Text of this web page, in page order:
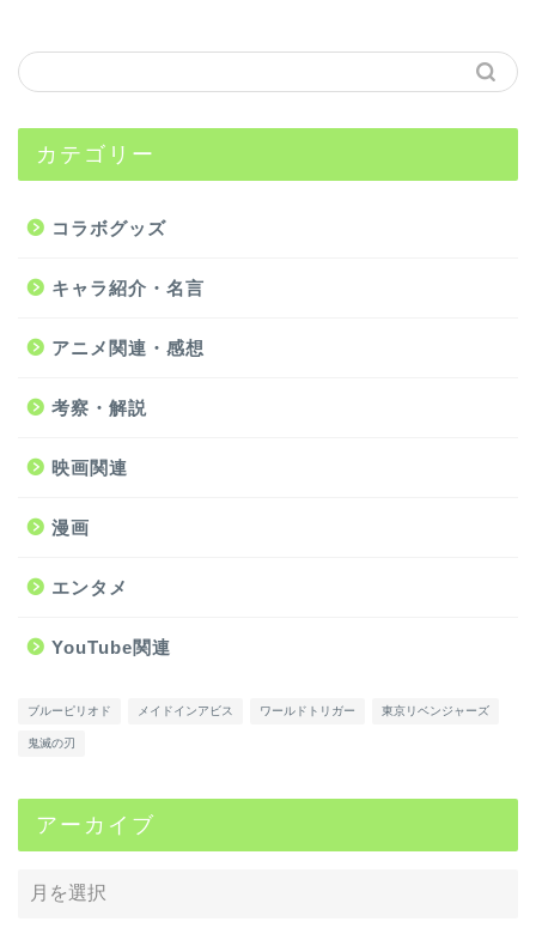
カテゴリー
コラボグッズ
キャラ紹介・名言
アニメ関連・感想
考察・解説
映画関連
漫画
エンタメ
YouTube関連
ブルーピリオド メイドインアビス ワールドトリガー 東京リベンジャーズ
鬼滅の刃
アーカイブ